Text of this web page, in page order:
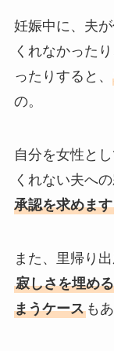
妊娠中に、夫
くれなかった
ったりすると、
の。
自分を女性と
くれない夫への
承認を求めます
また、里帰り
寂しさを埋め
まうケースも